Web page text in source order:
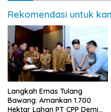
Rekomendasi untuk
Langkah Emas Tulang
Bawang: Amankan 1.700
Hektar Lahan PT CPP Demi